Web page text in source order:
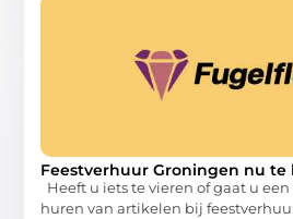
Feestverhuur Groningen nu te
Heeft u iets te vieren of gaat u
huren van artikelen bij